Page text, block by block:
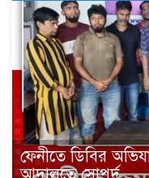
ফেনীতে ডিবির